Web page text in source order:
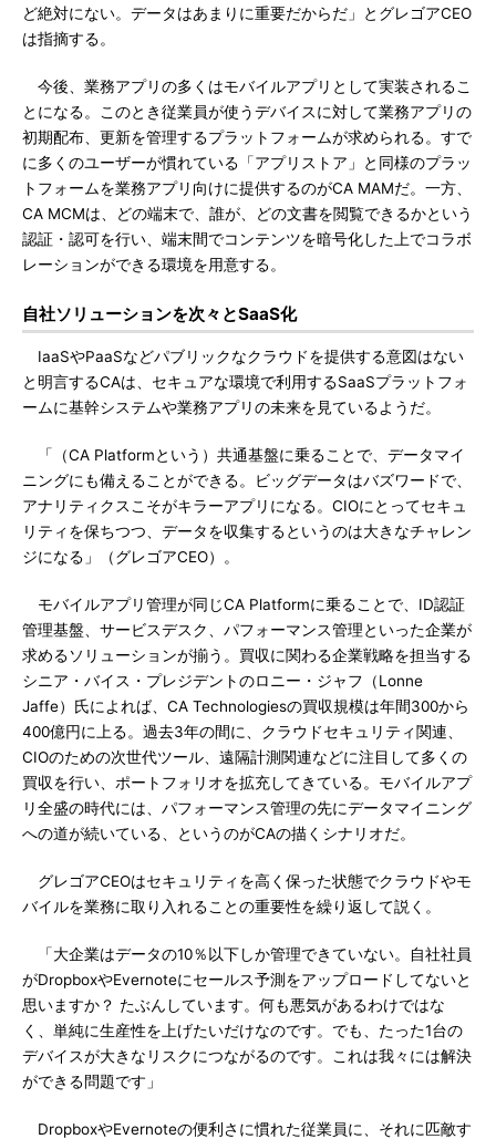
ど絶対にない。データはあまりに重要だからだ」とグレゴアCEO
は指摘する。
今後、業務アプリの多くはモバイルアプリとして実装されるこ
とになる。このとき従業員が使うデバイスに対して業務アプリの
初期配布、更新を管理するプラットフォームが求められる。すで
に多くのユーザーが慣れている「アプリストア」と同様のプラッ
トフォームを業務アプリ向けに提供するのがCA MAMだ。一方、
CA MCMは、どの端末で、誰が、どの文書を閲覧できるかという
認証・認可を行い、端末間でコンテンツを暗号化した上でコラボ
レーションができる環境を用意する。
自社ソリューションを次々とSaaS化
IaaSやPaaSなどパブリックなクラウドを提供する意図はない
と明言するCAは、セキュアな環境で利用するSaaSプラットフォ
ームに基幹システムや業務アプリの未来を見ているようだ。
「（CA Platformという）共通基盤に乗ることで、データマイ
ニングにも備えることができる。ビッグデータはバズワードで、
アナリティクスこそがキラーアプリになる。CIOにとってセキュ
リティを保ちつつ、データを収集するというのは大きなチャレン
ジになる」（グレゴアCEO）。
モバイルアプリ管理が同じCA Platformに乗ることで、ID認証
管理基盤、サービスデスク、パフォーマンス管理といった企業が
求めるソリューションが揃う。買収に関わる企業戦略を担当する
シニア・バイス・プレジデントのロニー・ジャフ（Lonne
Jaffe）氏によれば、CA Technologiesの買収規模は年間300から
400億円に上る。過去3年の間に、クラウドセキュリティ関連、
CIOのための次世代ツール、遠隔計測関連などに注目して多くの
買収を行い、ポートフォリオを拡充してきている。モバイルアプ
リ全盛の時代には、パフォーマンス管理の先にデータマイニング
への道が続いている、というのがCAの描くシナリオだ。
グレゴアCEOはセキュリティを高く保った状態でクラウドやモ
バイルを業務に取り入れることの重要性を繰り返して説く。
「大企業はデータの10％以下しか管理できていない。自社社員
がDropboxやEvernoteにセールス予測をアップロードしてないと
思いますか？ たぶんしています。何も悪気があるわけではな
く、単純に生産性を上げたいだけなのです。でも、たった1台の
デバイスが大きなリスクにつながるのです。これは我々には解決
ができる問題です」
DropboxやEvernoteの便利さに慣れた従業員に、それに匹敵す